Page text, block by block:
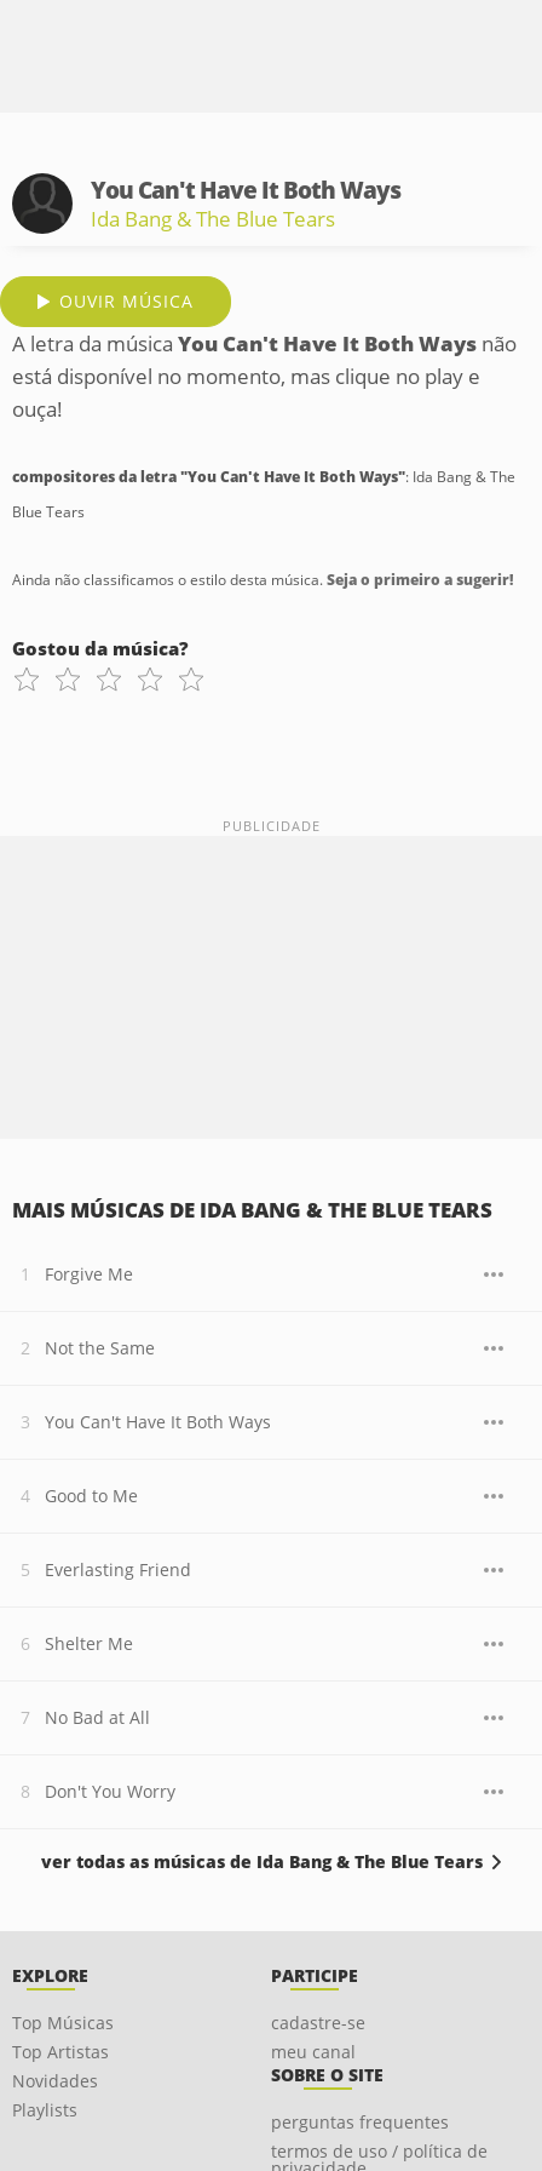
You Can't Have It Both Ways
Ida Bang & The Blue Tears
OUVIR MÚSICA
A letra da música You Can't Have It Both Ways não
está disponível no momento, mas clique no play e
ouça!
compositores da letra "You Can't Have It Both Ways": Ida Bang & The
Blue Tears
Ainda não classificamos o estilo desta música.Seja o primeiro a sugerir!
Gostou da música?
MAIS MÚSICAS DE IDA BANG & THE BLUE TEARS
Forgive Me
Not the Same
You Can't Have It Both Ways
Good to Me
Everlasting Friend
Shelter Me
No Bad at All
Don't You Worry
ver todas as músicas de Ida Bang & The Blue Tears
EXPLORE
Top Músicas
Top Artistas
Novidades
Playlists
PARTICIPE
cadastre-se
meu canal
SOBRE O SITE
perguntas frequentes
termos de uso / política de